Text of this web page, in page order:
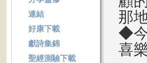
那
◆今
喜
連結
好康下載
獻詩集錦
聖經測驗下載